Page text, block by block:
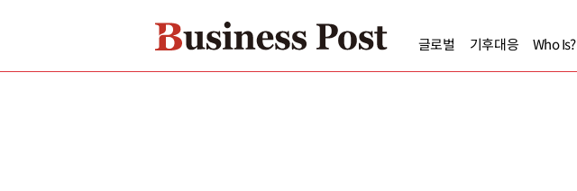
글로벌 기후대응 Who Is?